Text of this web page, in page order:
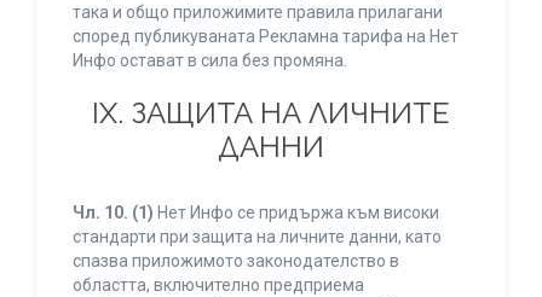
така и общо приложимите правила прилагани
според публикуваната Рекламна тарифа на Нет
Инфо остават в сила без промяна.
IХ. ЗАЩИТА НА ЛИЧНИТЕ
ДАННИ
Чл. 10. (1) Нет Инфо се придържа към високи
стандарти при защита на личните данни, като
спазва приложимото законодателство в
областта, включително предприема